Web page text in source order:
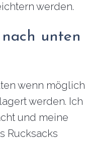
werden.
unten
wenn möglich
werden. Ich
und meine
Rucksacks